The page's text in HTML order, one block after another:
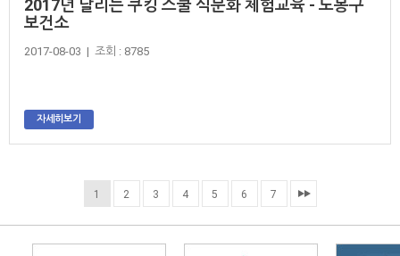
2017년 달리는 쿠킹 스쿨 식문화 체험교육 - 도봉구
보건소
2017-08-03 | 조회 : 8785
자세히보기
1 2 3 4 5 6 7